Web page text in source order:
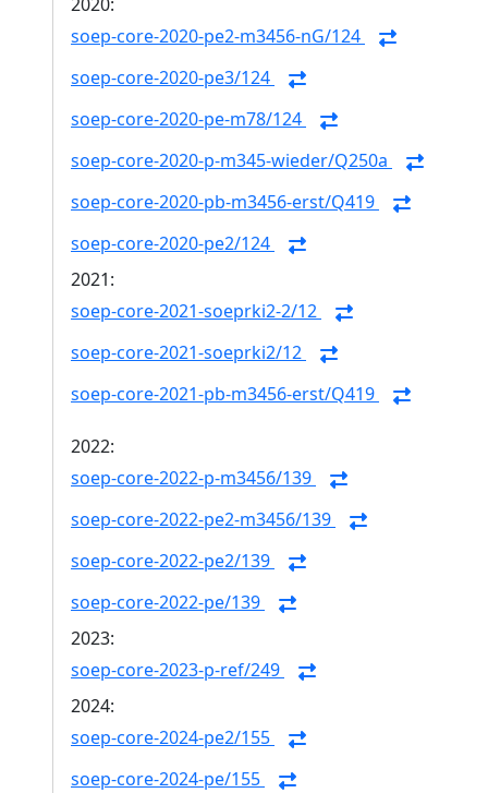
soep-core-2020-pe2-m3456-nG/124
soep-core-2020-pe3/124
soep-core-2020-pe-m78/124
soep-core-2020-p-m345-wieder/Q250a
soep-core-2020-pb-m3456-erst/Q419
soep-core-2020-pe2/124
2021:
soep-core-2021-soeprki2-2/12
soep-core-2021-soeprki2/12
soep-core-2021-pb-m3456-erst/Q419
2022:
soep-core-2022-p-m3456/139
soep-core-2022-pe2-m3456/139
soep-core-2022-pe2/139
soep-core-2022-pe/139
2023:
soep-core-2023-p-ref/249
2024:
soep-core-2024-pe2/155
soep-core-2024-pe/155